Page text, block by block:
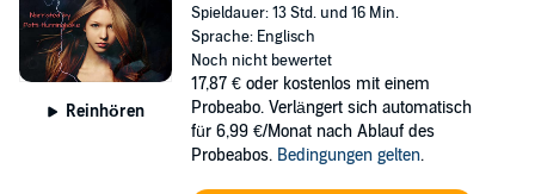
Reinhören
Spieldauer: 13 Std. und 16 Min.
Sprache: Englisch
Noch nicht bewertet
17,87 € oder kostenlos mit einem
Probeabo. Verlängert sich automatisch
für 6,99 €/Monat nach Ablauf des
Probeabos. Bedingungen gelten.